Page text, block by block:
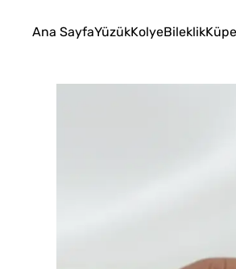
Ana SayfaYüzükKolyeBileklik